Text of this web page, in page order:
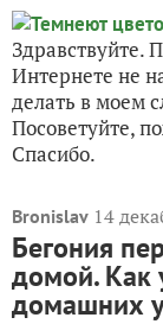
Здравствуйте.
Интернете не
делать в моем
Посоветуйте,
Спасибо.
Bronislav 14
Бегония
домой. Как
домашних